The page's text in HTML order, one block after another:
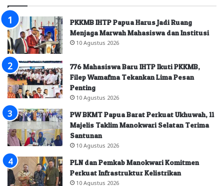
PKKMB IHTP Papua Harus Jadi Ruang
Menjaga Marwah Mahasiswa dan Institusi
10 Agustus 2026
776 Mahasiswa Baru IHTP Ikuti PKKMB,
Filep Wamafma Tekankan Lima Pesan
Penting
10 Agustus 2026
PW BKMT Papua Barat Perkuat Ukhuwah, 11
Majelis Taklim Manokwari Selatan Terima
Santunan
10 Agustus 2026
PLN dan Pemkab Manokwari Komitmen
Perkuat Infrastruktur Kelistrikan
10 Agustus 2026